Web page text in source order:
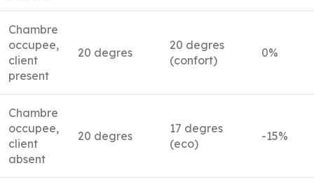
Chambre
occupee,
client
present
20 degres
20 degres
(confort)
0%
Chambre
occupee,
client
absent
20 degres
17 degres
(eco)
-15%